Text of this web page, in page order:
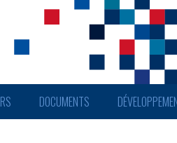
DOCUMENTS